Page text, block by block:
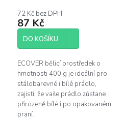
produktu
je
5,0
5
72 Kč bez DPH
87 Kč
DO KOŠÍKU
ECOVER bělicí prostředek o
hmotnosti 400 g je ideální pro
stálobarevné i bílé prádlo,
zajistí, že vaše prádlo zůstane
přirozeně bílé i po opakovaném
praní.